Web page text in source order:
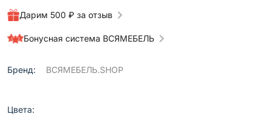
Дарим 500 ₽ за отзыв
Бонусная система ВСЯМЕБЕЛЬ
Бренд: ВСЯМЕБЕЛЬ.SHOP
Цвета: